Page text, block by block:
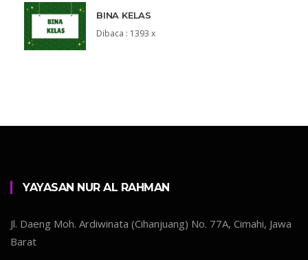
BINA KELAS
Dibaca : 1393 x
YAYASAN NUR AL RAHMAN
Jl. Daeng Moh. Ardiwinata (Cihanjuang) No. 77A, Cimahi, Jawa
Barat